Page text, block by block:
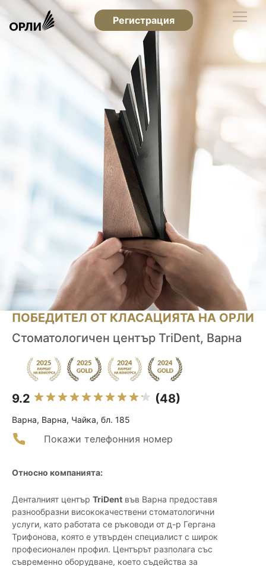
Регистрация
ПОБЕДИТЕЛ ОТ КЛАСАЦИЯТА НА ОРЛИ
Стоматологичен център TriDent, Варна
9.2 (48)
Варна, Варна, Чайка, бл. 185
Покажи телефонния номер
Относно компанията:
Денталният център TriDent във Варна предоставя
разнообразни висококачествени стоматологични
услуги, като работата се ръководи от д-р Гергана
Трифонова, която е утвърден специалист с широк
професионален профил. Центърът разполага със
съвременно оборудване, което съдейства за